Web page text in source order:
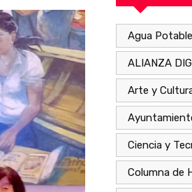
Agua
ALIANZA
Arte y
Ciencia y
Columna de